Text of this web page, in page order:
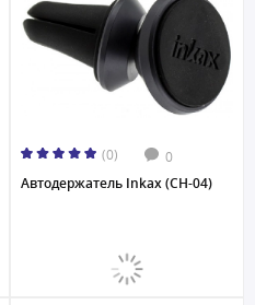
(0) 0
Автодержатель Inkax (CH-04)